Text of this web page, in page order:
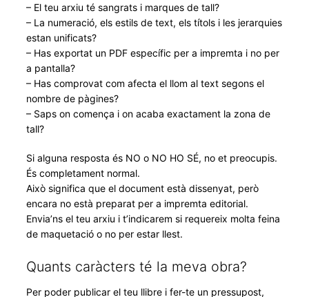
– El teu arxiu té sangrats i marques de tall?
– La numeració, els estils de text, els títols i les jerarquies
estan unificats?
– Has exportat un PDF específic per a impremta i no per
a pantalla?
– Has comprovat com afecta el llom al text segons el
nombre de pàgines?
– Saps on comença i on acaba exactament la zona de
tall?
Si alguna resposta és NO o NO HO SÉ, no et preocupis.
És completament normal.
Això significa que el document està dissenyat, però
encara no està preparat per a impremta editorial.
Envia’ns el teu arxiu i t’indicarem si requereix molta feina
de maquetació o no per estar llest.
Quants caràcters té la meva obra?
Per poder publicar el teu llibre i fer-te un pressupost,